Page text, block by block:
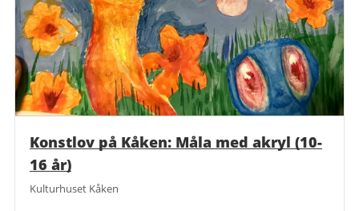
Konstlov på Kåken: Måla med akryl (10-
16 år)
Kulturhuset Kåken